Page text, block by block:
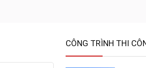
CÔNG TRÌNH THI